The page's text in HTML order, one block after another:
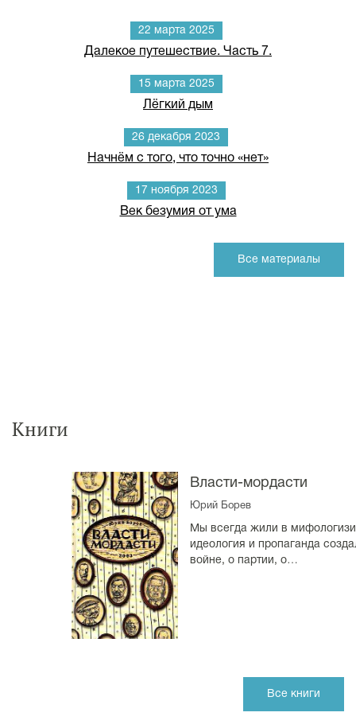
22 марта 2025
Далекое путешествие. Часть 7.
15 марта 2025
Лёгкий дым
26 декабря 2023
Начнём с того, что точно «нет»
17 ноября 2023
Век безумия от ума
Все материалы
Книги
Власти-мордасти
Юрий Борев
Мы всегда жили в
идеология и пропаганда
войне, о партии, о…
Все книги